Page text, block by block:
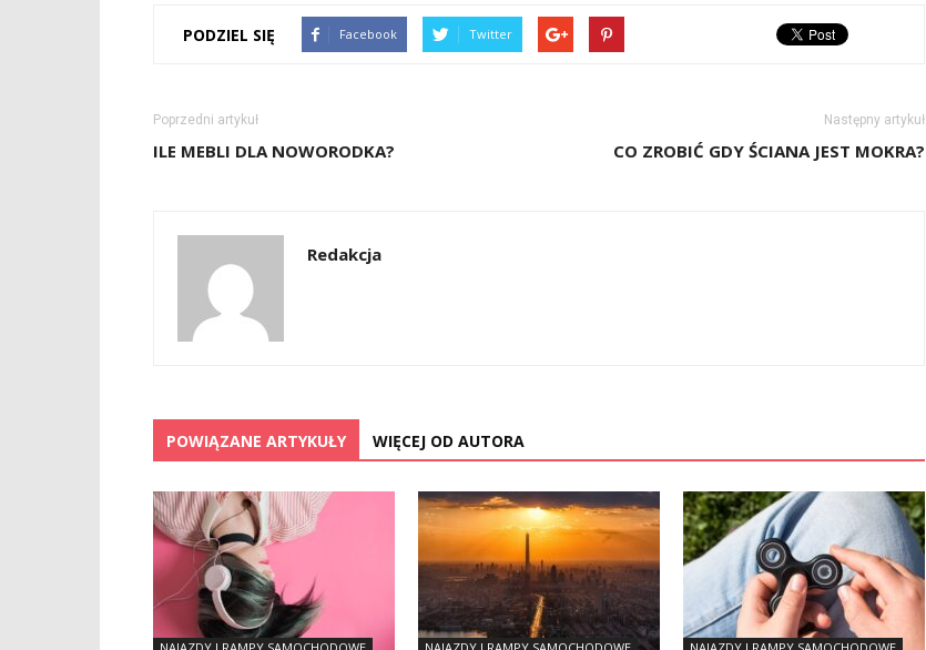
PODZIEL SIĘ Facebook Twitter
Poprzedni artykuł
ILE MEBLI DLA NOWORODKA?
Następny artykuł
CO ZROBIĆ GDY ŚCIANA JEST MOKRA?
Redakcja
POWIĄZANE ARTYKUŁY WIĘCEJ OD AUTORA